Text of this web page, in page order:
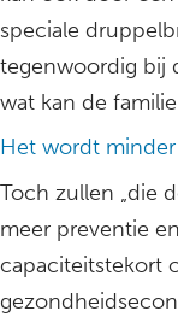
speciale
tegenwoordig bij
wat kan de
Het wordt minder
Toch zullen „die
meer preventie
capaciteitstekort